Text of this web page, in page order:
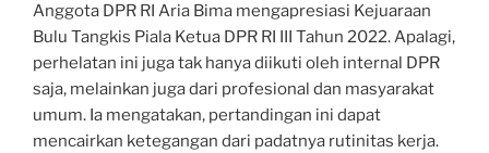
Anggota DPR RI Aria Bima mengapresiasi Kejuaraan
Bulu Tangkis Piala Ketua DPR RI III Tahun 2022. Apalagi,
perhelatan ini juga tak hanya diikuti oleh internal DPR
saja, melainkan juga dari profesional dan masyarakat
umum. Ia mengatakan, pertandingan ini dapat
mencairkan ketegangan dari padatnya rutinitas kerja.